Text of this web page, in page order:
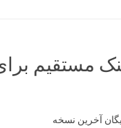
مستقیم
آخرین نسخه